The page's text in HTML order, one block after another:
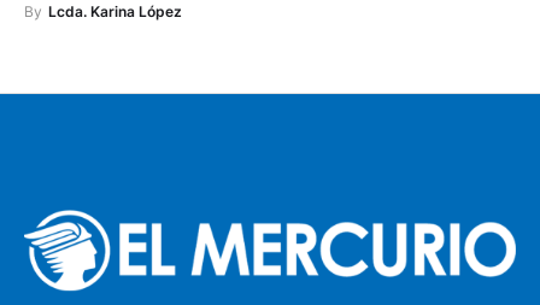
By Lcda. Karina López